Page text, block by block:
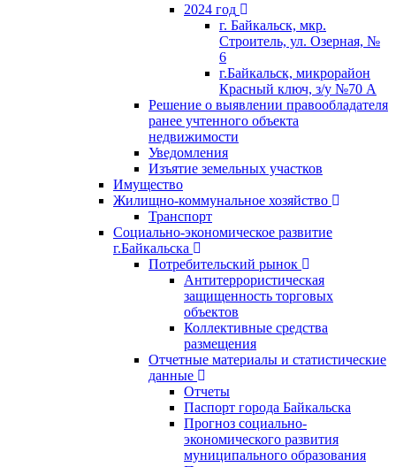
2024 год
г. Байкальск, мкр.
Строитель, ул. Озерная, №
6
г.Байкальск, микрорайон
Красный ключ, з/у №70 А
Решение о выявлении правообладателя
ранее учтенного объекта
недвижимости
Уведомления
Изъятие земельных участков
Имущество
Жилищно-коммунальное хозяйство
Транспорт
Социально-экономическое развитие
г.Байкальска
Потребительский рынок
Антитеррористическая
защищенность торговых
объектов
Коллективные средства
размещения
Отчетные материалы и статистические
данные
Отчеты
Паспорт города Байкальска
Прогноз социально-
экономического развития
муниципального образования